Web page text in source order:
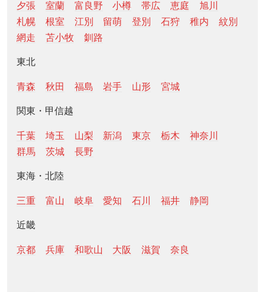
夕張
室蘭 富良野 小樽 帯広 恵庭
旭川
札幌
根室 江別 留萌 登別 石狩 稚内
紋別
網走
苫小牧 釧路
東北
青森 秋田 福島 岩手 山形 宮城
関東・甲信越
千葉 埼玉 山梨 新潟 東京 栃木
神奈川
群馬
茨城 長野
東海・北陸
三重 富山 岐阜 愛知 石川 福井 静岡
近畿
京都 兵庫 和歌山 大阪 滋賀 奈良